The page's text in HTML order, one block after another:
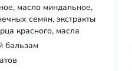
масло миндальное,
семян, экстракты
красного, масла
можжевельника,
бальзам